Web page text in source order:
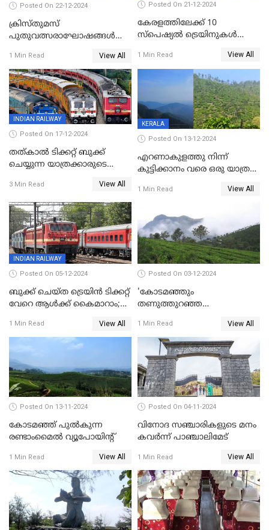
Posted On 22-12-2024
ക്രിസ്തുമസ്
പുതുവത്സരാഘോഷങ്ങൾ
വരവേൽക്കാനൊരുങ്ങി
മൂന്നാർ
1 Min Read View All
Posted On 21-12-2024
കേരളത്തിലേക്ക് 10
സ്‌പെഷ്യല്‍ ട്രെയിനുകള്‍
തീര്‍ഥാടകര്‍ക്കായി 416
സ്‌പെഷ്യല്‍ ട്രിപ്പുകള്‍
1 Min Read View All
INDIAN RAILWAY
Posted On 17-12-2024
തത്കാൽ ടിക്കറ്റ് ബുക്ക്
ചെയ്യുന്ന യാത്രക്കാരുടെ
3 Min Read View All
KERALA
Posted On 13-12-2024
എറണാകുളത്തു നിന്ന്
കുട്ടിക്കാനം വരെ ഒരു യാത്ര
1 Min Read View All
INDIAN RAILWAY
Posted On 05-12-2024
ബുക്ക് ചെയ്ത ട്രെയിൻ ടിക്കറ്റ്
വേറെ ആൾക്ക് കൈമാറാം;
റെയിൽവെ
1 Min Read View All
Posted On 03-12-2024
'കോടമഞ്ഞും
തണുത്തുറഞ്ഞ
മാടിവിളിച്ച് ഊട്ടി
1 Min Read View All
Posted On 13-11-2024
കോടമഞ്ഞ് പുല്‍കുന്ന
രണ്ടാംമൈല്‍ വ്യൂപോയിന്റ്‌
1 Min Read View All
Posted On 04-11-2024
വിനോദ സഞ്ചാരികളുടെ മനം
കവർന്ന് പാഞ്ചാലിമേട്
1 Min Read View All